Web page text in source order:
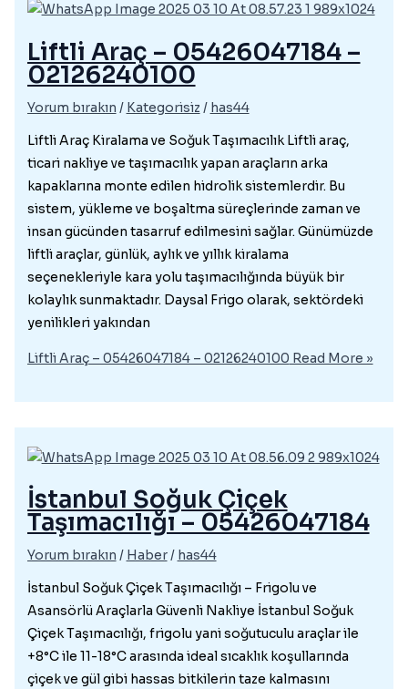
Liftli Araç – 05426047184 –
02126240100
Yorum bırakın / Kategorisiz / has44
Liftli Araç Kiralama ve Soğuk Taşımacılık Liftli araç,
ticari nakliye ve taşımacılık yapan araçların arka
kapaklarına monte edilen hidrolik sistemlerdir. Bu
sistem, yükleme ve boşaltma süreçlerinde zaman ve
insan gücünden tasarruf edilmesini sağlar. Günümüzde
liftli araçlar, günlük, aylık ve yıllık kiralama
seçenekleriyle kara yolu taşımacılığında büyük bir
kolaylık sunmaktadır. Daysal Frigo olarak, sektördeki
yenilikleri yakından
Liftli Araç – 05426047184 – 02126240100 Read More »
İstanbul Soğuk Çiçek
Taşımacılığı – 05426047184
Yorum bırakın / Haber/ has44
İstanbul Soğuk Çiçek Taşımacılığı – Frigolu ve
Asansörlü Araçlarla Güvenli Nakliye İstanbul Soğuk
Çiçek Taşımacılığı, frigolu yani soğutuculu araçlar ile
+8°C ile 11-18°C arasında ideal sıcaklık koşullarında
çiçek ve gül gibi hassas bitkilerin taze kalmasını